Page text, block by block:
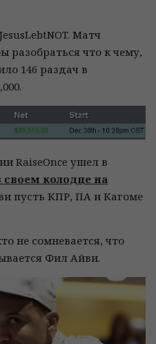
Матч
разобраться что к чему,
146 раздач в
RaiseOnce ушел в
своем колодце на
пусть КПР, ПА и Кагоме
не сомневается, что
Фил Айви.